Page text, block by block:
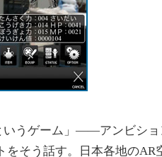
いうゲーム」――アンビショ
そう話す。日本各地のAR